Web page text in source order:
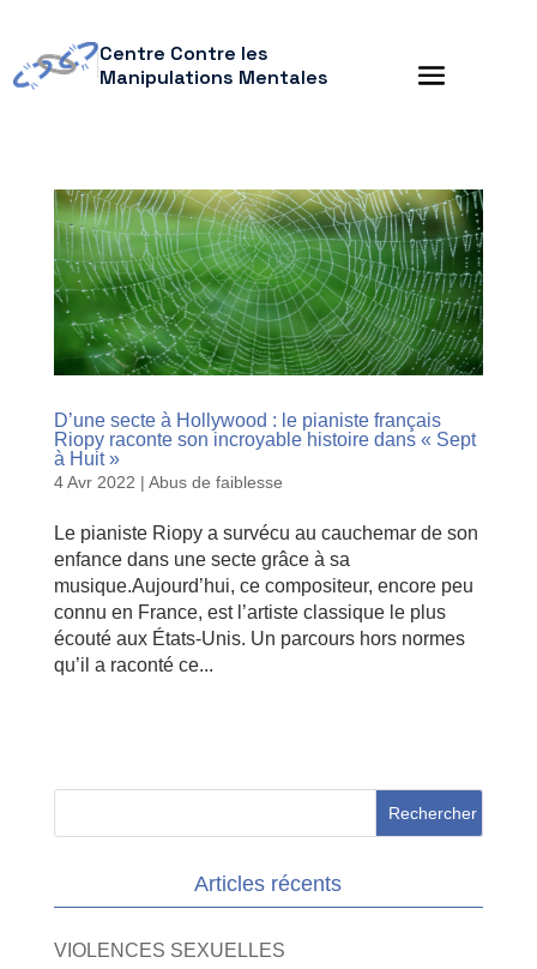
Centre Contre les
Manipulations Mentales
D’une secte à Hollywood : le pianiste français
Riopy raconte son incroyable histoire dans « Sept
à Huit »
4 Avr 2022 | Abus de faiblesse
Le pianiste Riopy a survécu au cauchemar de son
enfance dans une secte grâce à sa
musique.Aujourd’hui, ce compositeur, encore peu
connu en France, est l’artiste classique le plus
écouté aux États-Unis. Un parcours hors normes
qu’il a raconté ce...
Articles récents
VIOLENCES SEXUELLES